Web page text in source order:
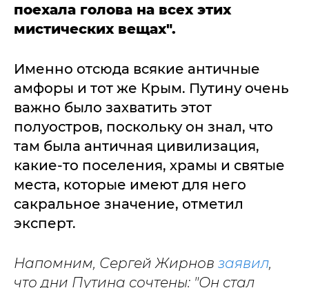
поехала голова на всех этих
мистических вещах".
Именно отсюда всякие античные
амфоры и тот же Крым. Путину очень
важно было захватить этот
полуостров, поскольку он знал, что
там была античная цивилизация,
какие-то поселения, храмы и святые
места, которые имеют для него
сакральное значение, отметил
эксперт.
Напомним, Сергей Жирнов заявил,
что дни Путина сочтены: "Он стал